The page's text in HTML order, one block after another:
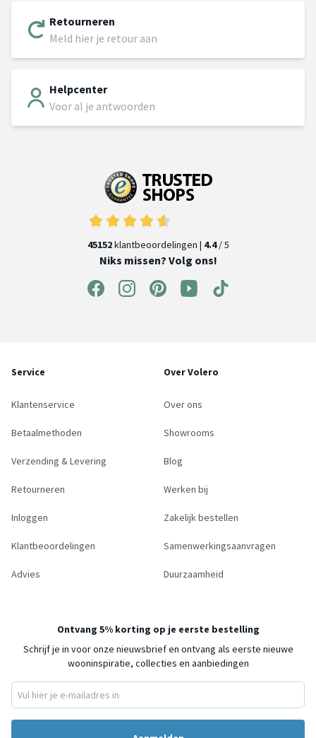
Retourneren
Meld hier je retour aan
Helpcenter
Voor al je antwoorden
45152klantbeoordelingen | 4.4/ 5
Niks missen? Volg ons!
Service
Klantenservice
Betaalmethoden
Verzending & Levering
Retourneren
Inloggen
Klantbeoordelingen
Advies
Over Volero
Over ons
Showrooms
Blog
Werken bij
Zakelijk bestellen
Samenwerkingsaanvragen
Duurzaamheid
Ontvang 5% korting op je eerste bestelling
Schrijf je in voor onze nieuwsbrief en ontvang als eerste nieuwe
wooninspiratie, collecties en aanbiedingen